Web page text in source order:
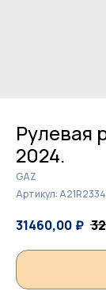
Рулевая
2024.
GAZ
Артикул:
31460,00 ₽